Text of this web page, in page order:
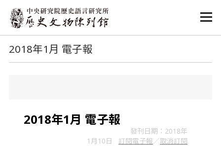
:::
:::
2018年1月 電子報
2018年1月 電子報
發刊日期：2018年
1月10日 訂閱電子報／取消訂閱